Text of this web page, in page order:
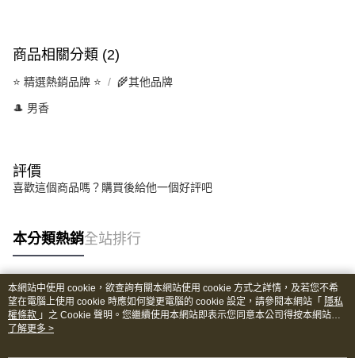
商品相關分類 (2)
⭐️ 精選熱銷品牌 ⭐️ 🌾其他品牌
🎩 男香
評價
喜歡這個商品嗎？購買後給他一個好評吧
本分類熱銷全站排行
熱門標籤
本網站中使用 cookie，欲查詢有關本網站使用 cookie 方式之詳情，及若您不希
望在電腦上使用 cookie 時應如何變更電腦的 cookie 設定，請參閱本網站「 隱私
權條款 」之 Cookie 聲明。您繼續使用本網站即表示您同意本公司得按本網站使
用條款之 Cookie 聲明使用 cookie。
了解更多 >